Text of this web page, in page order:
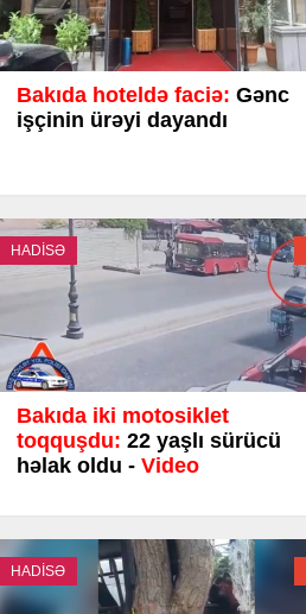
Bakıda hoteldə faciə: Gənc
işçinin ürəyi dayandı
HADİSƏ
Bakıda iki motosiklet
toqquşdu: 22 yaşlı sürücü
həlak oldu - Video
HADİSƏ